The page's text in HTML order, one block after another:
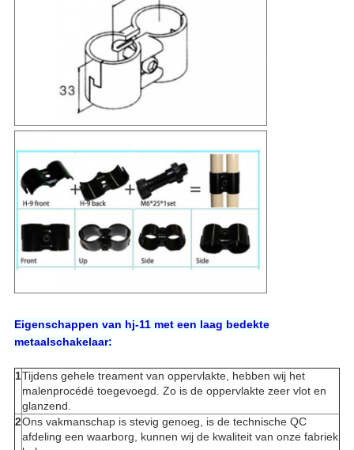
Eigenschappen van hj-11 met een laag bedekte
metaalschakelaar:
1Tijdens gehele treament van oppervlakte, hebben wij het
malenprocédé toegevoegd. Zo is de oppervlakte zeer vlot en
glanzend.
2Ons vakmanschap is stevig genoeg, is de technische QC
afdeling een waarborg, kunnen wij de kwaliteit van onze fabriek